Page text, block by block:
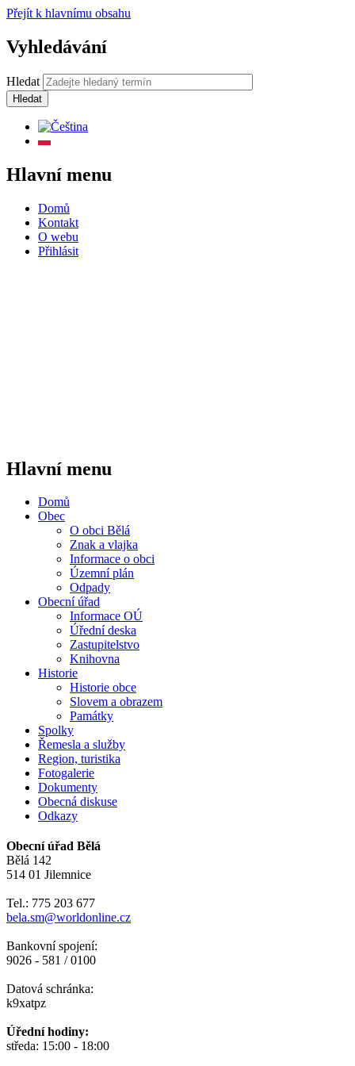
Přejít k hlavnímu obsahu
Vyhledávání
Hledat
Hlavní menu
Domů
Kontakt
O webu
Přihlásit
Hlavní menu
Domů
Obec
O obci Bělá
Znak a vlajka
Informace o obci
Územní plán
Odpady
Obecní úřad
Informace OÚ
Úřední deska
Zastupitelstvo
Knihovna
Historie
Historie obce
Slovem a obrazem
Památky
Spolky
Řemesla a služby
Region, turistika
Fotogalerie
Dokumenty
Obecná diskuse
Odkazy
Obecní úřad Bělá
Bělá 142
514 01 Jilemnice
Tel.: 775 203 677
bela.sm@worldonline.cz
Bankovní spojení:
9026 - 581 / 0100
Datová schránka:
k9xatpz
Úřední hodiny:
středa: 15:00 - 18:00